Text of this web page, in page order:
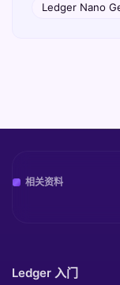
Ledger Nano
相关资料
Ledger 入门